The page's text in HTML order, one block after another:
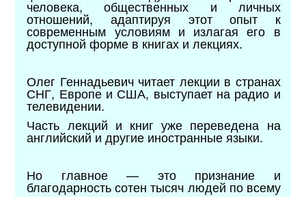
человека, общественных и личных
отношений, адаптируя этот опыт к
современным условиям и излагая его в
доступной форме в книгах и лекциях.
Олег Геннадьевич читает лекции в странах
СНГ, Европе и США, выступает на радио и
телевидении.
Часть лекций и книг уже переведена на
английский и другие иностранные языки.
Но главное — это признание и
благодарность сотен тысяч людей по всему